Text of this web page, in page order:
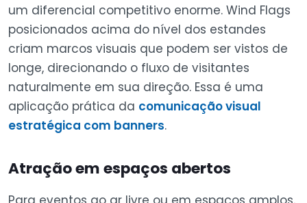
um diferencial competitivo enorme. Wind Flags
posicionados acima do nível dos estandes
criam marcos visuais que podem ser vistos de
longe, direcionando o fluxo de visitantes
naturalmente em sua direção. Essa é uma
aplicação prática da comunicação visual
estratégica com banners.
Atração em espaços abertos